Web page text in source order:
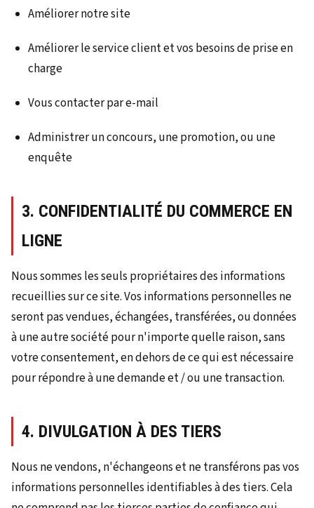
Améliorer notre site
Améliorer le service client et vos besoins de prise en
charge
Vous contacter par e-mail
Administrer un concours, une promotion, ou une
enquête
3. CONFIDENTIALITÉ DU COMMERCE EN
LIGNE
Nous sommes les seuls propriétaires des informations
recueillies sur ce site. Vos informations personnelles ne
seront pas vendues, échangées, transférées, ou données
à une autre société pour n'importe quelle raison, sans
votre consentement, en dehors de ce qui est nécessaire
pour répondre à une demande et / ou une transaction.
4. DIVULGATION À DES TIERS
Nous ne vendons, n'échangeons et ne transférons pas vos
informations personnelles identifiables à des tiers. Cela